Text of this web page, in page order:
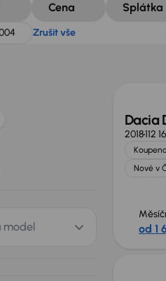
Cena Splátka
Zrušit vše
model
Dacia
2018112
Nové v
od 1